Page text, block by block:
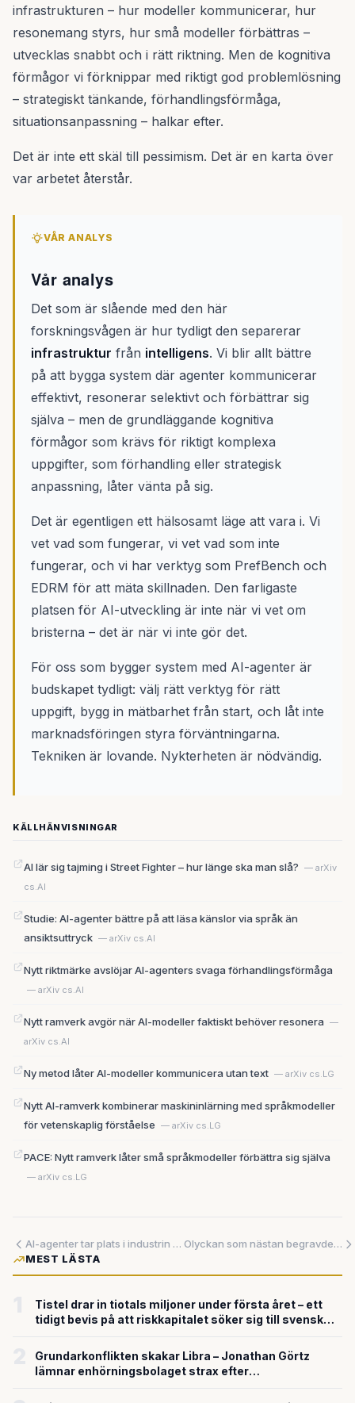
infrastrukturen – hur modeller kommunicerar, hur
resonemang styrs, hur små modeller förbättras –
utvecklas snabbt och i rätt riktning. Men de kognitiva
förmågor vi förknippar med riktigt god problemlösning
– strategiskt tänkande, förhandlingsförmåga,
situationsanpassning – halkar efter.
Det är inte ett skäl till pessimism. Det är en karta över
var arbetet återstår.
VÅR ANALYS
Vår analys
Det som är slående med den här
forskningsvågen är hur tydligt den separerar
infrastruktur från intelligens. Vi blir allt bättre
på att bygga system där agenter kommunicerar
effektivt, resonerar selektivt och förbättrar sig
själva – men de grundläggande kognitiva
förmågor som krävs för riktigt komplexa
uppgifter, som förhandling eller strategisk
anpassning, låter vänta på sig.
Det är egentligen ett hälsosamt läge att vara i. Vi
vet vad som fungerar, vi vet vad som inte
fungerar, och vi har verktyg som PrefBench och
EDRM för att mäta skillnaden. Den farligaste
platsen för AI-utveckling är inte när vi vet om
bristerna – det är när vi inte gör det.
För oss som bygger system med AI-agenter är
budskapet tydligt: välj rätt verktyg för rätt
uppgift, bygg in mätbarhet från start, och låt inte
marknadsföringen styra förväntningarna.
Tekniken är lovande. Nykterheten är nödvändig.
KÄLLHÄNVISNINGAR
AI lär sig tajming i Street Fighter – hur länge ska man slå? — arXiv
cs.AI
Studie: AI-agenter bättre på att läsa känslor via språk än
ansiktsuttryck — arXiv cs.AI
Nytt riktmärke avslöjar AI-agenters svaga förhandlingsförmåga
— arXiv cs.AI
Nytt ramverk avgör när AI-modeller faktiskt behöver resonera —
arXiv cs.AI
Ny metod låter AI-modeller kommunicera utan text — arXiv cs.LG
Nytt AI-ramverk kombinerar maskininlärning med språkmodeller
för vetenskaplig förståelse — arXiv cs.LG
PACE: Nytt ramverk låter små språkmodeller förbättra sig själva
— arXiv cs.LG
AI-agenter tar plats i industrin — men klarar de verklighetens krav?
Olyckan som nästan begravde den gröna stålindustrin — och vad den avslöjar om omställningens skörhet
MEST LÄSTA
Tistel drar in tiotals miljoner under första året – ett
tidigt bevis på att riskkapitalet söker sig till svensk
Grundarkonflikten skakar Libra – Jonathan Görtz
lämnar enhörningsbolaget strax efter